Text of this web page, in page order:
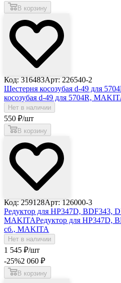
В корзину
Код: 316483Арт: 226540-2
Шестерня косозубая d-49 для
косозубая d-49 для 5704R,
Нет в наличии
550 ₽/шт
В корзину
Код: 259128Арт: 126000-3
Редуктор для HP347D, BDF343,
MAKITAРедуктор для HP347D,
сб., MAKITA
Нет в наличии
1 545 ₽/шт
-25%2 060 ₽
В корзину